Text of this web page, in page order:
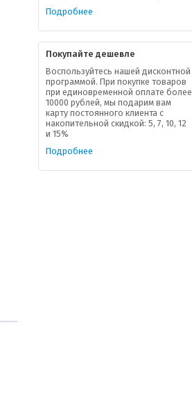
Подробнее
Покупайте дешевле
Воспользуйтесь нашей дисконтной
программой. При покупке товаров
при единовременной оплате более
10000 рублей, мы подарим вам
карту постоянного клиента с
накопительной скидкой: 5, 7, 10, 12
и 15%
Подробнее